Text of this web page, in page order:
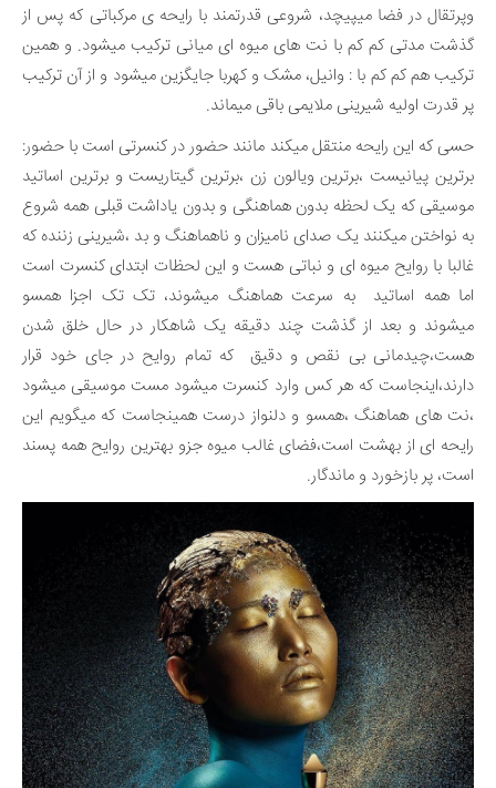
وپرتقال در فضا میپیچد، شروعی قدرتمند با رایحه ی مرکباتی که پس از
گذشت مدتی کم کم با نت های میوه ای میانی ترکیب میشود. و همین
ترکیب هم کم کم با : وانیل، مشک و کهربا جایگزین میشود و از آن ترکیب
پر قدرت اولیه شیرینی ملایمی باقی میماند.
حسی که این رایحه منتقل میکند مانند حضور در کنسرتی است با حضور:
برترین پیانیست ،برترین ویالون زن ،برترین گیتاریست و برترین اساتید
موسیقی که یک لحظه بدون هماهنگی و بدون یاداشت قبلی همه شروع
به نواختن میکنند یک صدای نامیزان و ناهماهنگ و بد ،شیرینی زننده که
غالبا با روایح میوه ای و نباتی هست و این لحظات ابتدای کنسرت است
اما همه اساتید به سرعت هماهنگ میشوند، تک تک اجزا همسو
میشوند و بعد از گذشت چند دقیقه یک شاهکار در حال خلق شدن
هست،چیدمانی بی نقص و دقیق که تمام روایح در جای خود قرار
دارند،اینجاست که هر کس وارد کنسرت میشود مست موسیقی میشود
،نت های هماهنگ ،همسو و دلنواز درست همینجاست که میگویم این
رایحه ای از بهشت است،فضای غالب میوه جزو بهترین روایح همه پسند
است، پر بازخورد و ماندگار.